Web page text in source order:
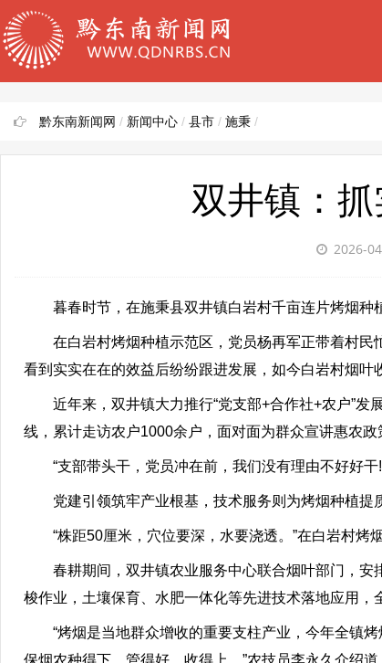
黔东南新闻网 / 新闻中心 / 县市 / 施秉 /
双井镇：
2026-
暮春时节，在施秉县双井镇白岩村千亩连片烤烟种
在白岩村烤烟种植示范区，党员杨再军正带着村民
看到实实在在的效益后纷纷跟进发展，如今白岩村烟叶
近年来，双井镇大力推行“党支部+合作社+农户”发
线，累计走访农户1000余户，面对面为群众宣讲惠农政
“支部带头干，党员冲在前，我们没有理由不好好干
党建引领筑牢产业根基，技术服务则为烤烟种植提
“株距50厘米，穴位要深，水要浇透。”在白岩村烤
春耕期间，双井镇农业服务中心联合烟叶部门，安
梭作业，土壤保育、水肥一体化等先进技术落地应用，
“烤烟是当地群众增收的重要支柱产业，今年全镇烤
保烟农种得下、管得好、收得上。”农技员李永久介绍道